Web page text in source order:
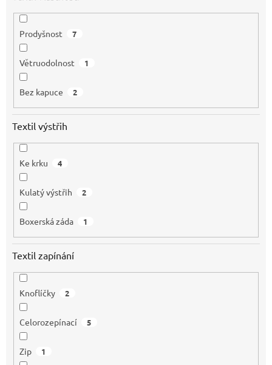
Prodyšnost 7
Větruodolnost 1
Bez kapuce 2
Textil výstřih
Ke krku 4
Kulatý výstřih 2
Boxerská záda 1
Textil zapínání
Knoflíčky 2
Celorozepínací 5
Zip 1